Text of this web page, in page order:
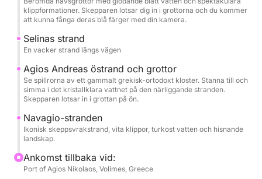
utanför kusten för oslagbara fotomöjligheter i denna
De Blå Grottorna: Kryssa längs den vilda norra
kusten för att utforska de fängslande Blå Grottorna.
Mindre båtar glider direkt in i valven, där solljuset
perfekt reflekteras från vattnet för att lysa upp
grottorna i glödande nyanser av safir och turkos.
Salinas strand: Ankra vid de vackra,
klapperstensbelagda stränderna på Salinas strand.
Detta stopp ger dig gott om tid att stiga av båten
klippformationer. Skepparen lotsar dig in i grottorna och du kommer
att kunna fånga deras blå färger med din kamera.
Selinas strand
En vacker strand längs vägen
Agios Andreas östrand och grottor
Se spillrorna av ett gammalt grekisk-ortodoxt kloster. Stanna till och
simma i det kristallklara vattnet på den närliggande stranden.
Skepparen lotsar in i grottan på ön.
Navagio-stranden
Ikonisk skeppsvrakstrand, vita klippor, turkost vatten och hisnande
landskap.
Ankomst tillbaka vid:
Port of Agios Nikolaos, Volimes, Greece